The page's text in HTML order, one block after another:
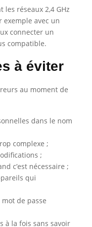
réseaux 2,4 GHz
exemple avec un
connecter un
compatible.
à éviter
au moment de
dans le nom
complexe ;
;
c’est nécessaire ;
qui
de passe
à la fois sans savoir